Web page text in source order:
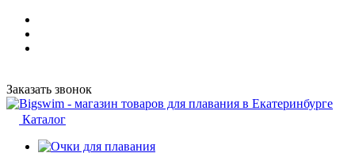
Заказать звонок
Каталог